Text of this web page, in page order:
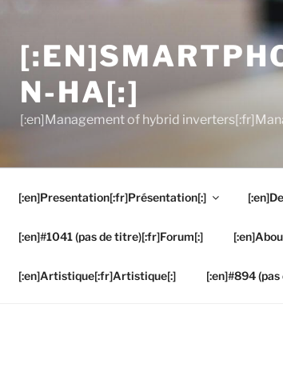
N-HA[:]
[:en]Management of hybrid
[:en]Presentation[:fr]Présentation[:]
[:en]#1041 (pas de titre)[:fr]Forum[:]
[:en]Artistique[:fr]Artistique[:] [:en]#894